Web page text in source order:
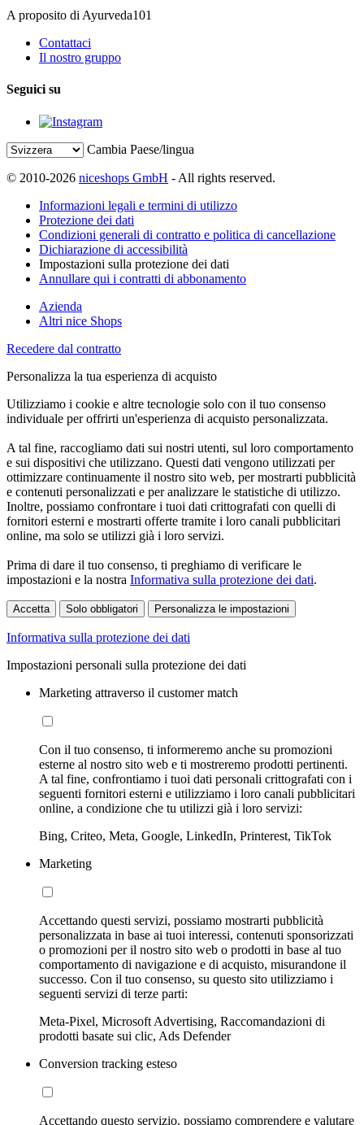
A proposito di Ayurveda101
Contattaci
Il nostro gruppo
Seguici su
Cambia Paese/lingua
© 2010-2026 niceshops GmbH - All rights reserved.
Informazioni legali e termini di utilizzo
Protezione dei dati
Condizioni generali di contratto e politica di cancellazione
Dichiarazione di accessibilità
Impostazioni sulla protezione dei dati
Annullare qui i contratti di abbonamento
Azienda
Altri nice Shops
Recedere dal contratto
Personalizza la tua esperienza di acquisto
Utilizziamo i cookie e altre tecnologie solo con il tuo consenso
individuale per offrirti un'esperienza di acquisto personalizzata.
A tal fine, raccogliamo dati sui nostri utenti, sul loro comportamento
e sui dispositivi che utilizzano. Questi dati vengono utilizzati per
ottimizzare continuamente il nostro sito web, per mostrarti pubblicità
e contenuti personalizzati e per analizzare le statistiche di utilizzo.
Inoltre, possiamo confrontare i tuoi dati crittografati con quelli di
fornitori esterni e mostrarti offerte tramite i loro canali pubblicitari
online, ma solo se utilizzi già i loro servizi.
Prima di dare il tuo consenso, ti preghiamo di verificare le
impostazioni e la nostra Informativa sulla protezione dei dati.
Accetta Solo obbligatori Personalizza le impostazioni
Informativa sulla protezione dei dati
Impostazioni personali sulla protezione dei dati
Marketing attraverso il customer match
Con il tuo consenso, ti informeremo anche su promozioni
esterne al nostro sito web e ti mostreremo prodotti pertinenti.
A tal fine, confrontiamo i tuoi dati personali crittografati con i
seguenti fornitori esterni e utilizziamo i loro canali pubblicitari
online, a condizione che tu utilizzi già i loro servizi:
Bing, Criteo, Meta, Google, LinkedIn, Printerest, TikTok
Marketing
Accettando questi servizi, possiamo mostrarti pubblicità
personalizzata in base ai tuoi interessi, contenuti sponsorizzati
o promozioni per il nostro sito web o prodotti in base al tuo
comportamento di navigazione e di acquisto, misurandone il
successo. Con il tuo consenso, su questo sito utilizziamo i
seguenti servizi di terze parti:
Meta-Pixel, Microsoft Advertising, Raccomandazioni di
prodotti basate sui clic, Ads Defender
Conversion tracking esteso
Accettando questo servizio, possiamo comprendere e valutare